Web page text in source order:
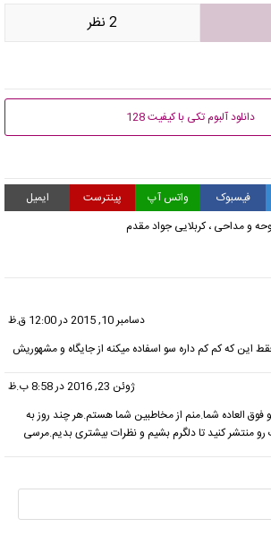
2 نظر
دانلود آلبوم تکی با کیفیت 128
فیسبوک واتس آپ پینترست
ایمیل
و مداحی ،کربلایی جواد مقدم
دسامبر 10, 2015 در 12:00 ق.ظ
این که کم کم داره سو اسفاده میکنه از جایگاه و مشهوریش
ژوئن 23, 2016 در 8:58 ب.ظ
فوق العاده شما.منم از مخاطبین شما هستم.هر چند روز به
رو منتشر کنید تا دلگرم بشیم و نظرات بیشتری بدیم.مرسی